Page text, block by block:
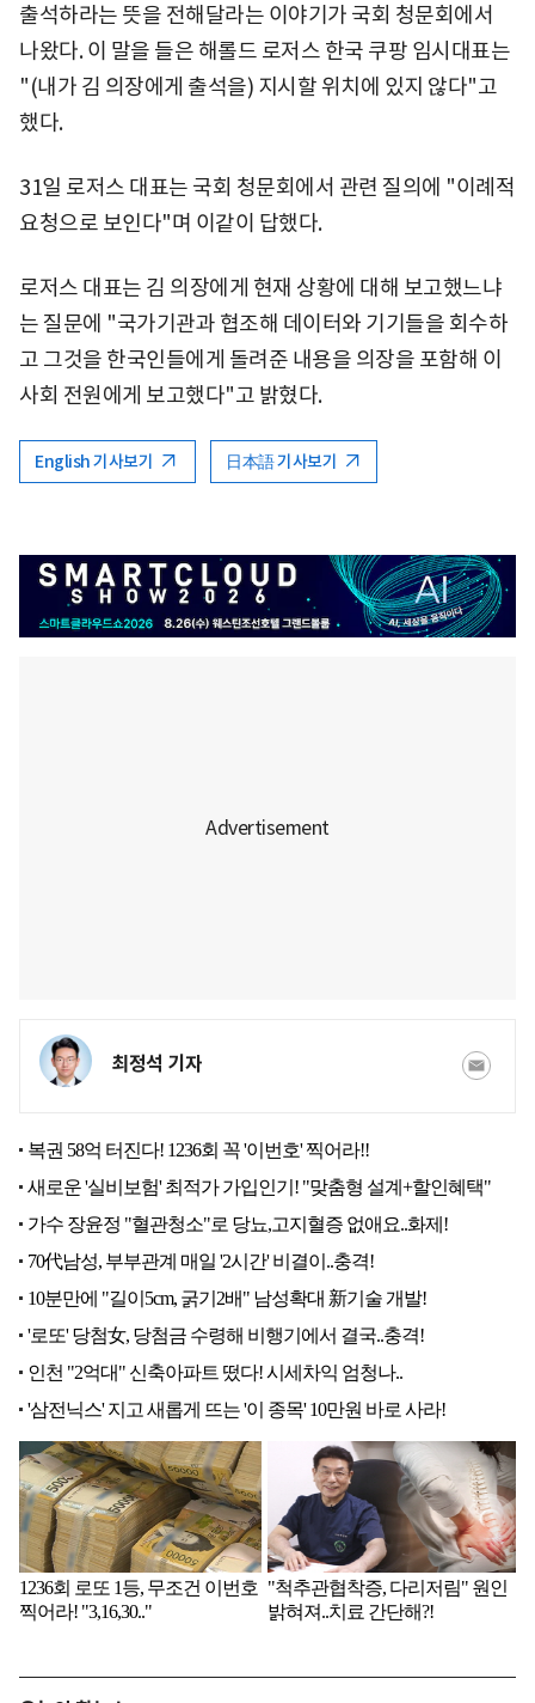
출석하라는 뜻을 전해달라는 이야기가 국회 청문회에서
나왔다. 이 말을 들은 해롤드 로저스 한국 쿠팡 임시대표는
"(내가 김 의장에게 출석을) 지시할 위치에 있지 않다"고
했다.
31일 로저스 대표는 국회 청문회에서 관련 질의에 "이례적
요청으로 보인다"며 이같이 답했다.
로저스 대표는 김 의장에게 현재 상황에 대해 보고했느냐
는 질문에 "국가기관과 협조해 데이터와 기기들을 회수하
고 그것을 한국인들에게 돌려준 내용을 의장을 포함해 이
사회 전원에게 보고했다"고 밝혔다.
English 기사보기 日本語 기사보기
최정석 기자